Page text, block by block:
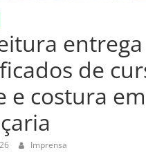
entrega
de
e costura em
Imprensa